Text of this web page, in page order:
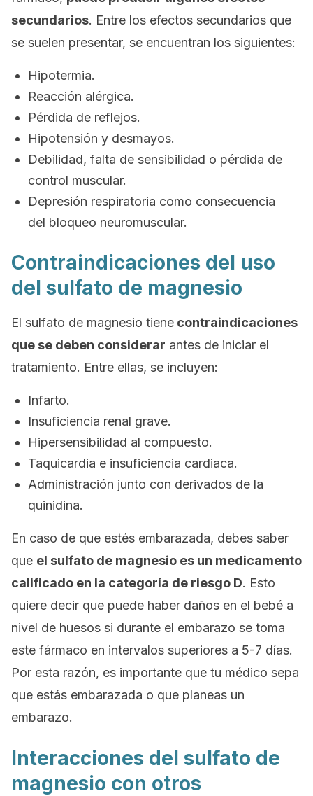
secundarios. Entre los efectos secundarios que
se suelen presentar, se encuentran los siguientes:
Hipotermia.
Reacción alérgica.
Pérdida de reflejos.
Hipotensión y desmayos.
Debilidad, falta de sensibilidad o pérdida de
control muscular.
Depresión respiratoria como consecuencia
del bloqueo neuromuscular.
Contraindicaciones del uso
del sulfato de magnesio
El sulfato de magnesio tiene contraindicaciones
que se deben considerar antes de iniciar el
tratamiento. Entre ellas, se incluyen:
Infarto.
Insuficiencia renal grave.
Hipersensibilidad al compuesto.
Taquicardia e insuficiencia cardiaca.
Administración junto con derivados de la
quinidina.
En caso de que estés embarazada, debes saber
que el sulfato de magnesio es un medicamento
calificado en la categoría de riesgo D. Esto
quiere decir que puede haber daños en el bebé a
nivel de huesos si durante el embarazo se toma
este fármaco en intervalos superiores a 5-7 días.
Por esta razón, es importante que tu médico sepa
que estás embarazada o que planeas un
embarazo.
Interacciones del sulfato de
magnesio con otros